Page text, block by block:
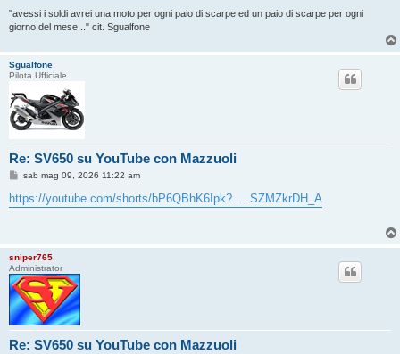
"avessi i soldi avrei una moto per ogni paio di scarpe ed un paio di scarpe per ogni
giorno del mese..." cit. Sgualfone
Sgualfone
Pilota Ufficiale
Re: SV650 su YouTube con Mazzuoli
M
s
s
i
o
sab mag 09, 2026 11:22 am
https://youtube.com/shorts/bP6QBhK6Ipk? ... SZMZkrDH_A
sniper765
Administrator
Re: SV650 su YouTube con Mazzuoli